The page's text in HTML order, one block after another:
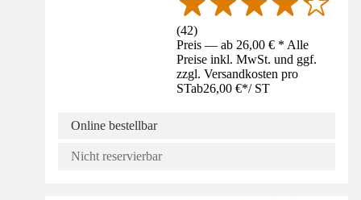
(42)
Preis — ab 26,00 € * Alle
Preise inkl. MwSt. und ggf.
zzgl. Versandkosten pro
STab26,00 €*/ ST
Online bestellbar
Nicht reservierbar